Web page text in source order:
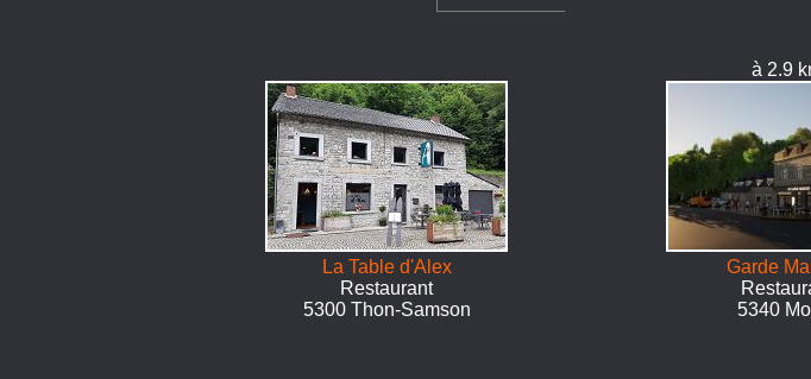
La Table d'Alex
Restaurant
5300 Thon-Samson
à 2.9
Garde
5340